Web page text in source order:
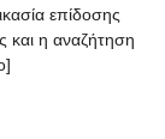
επίδοσης
και η αναζήτηση